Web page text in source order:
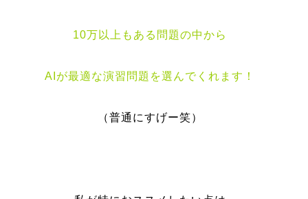
10万以上もある問題の中から
AIが最適な演習問題を選んでくれます！
（普通にすげー笑）